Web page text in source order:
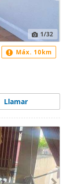
1/32
Llamar
Máx. 10km